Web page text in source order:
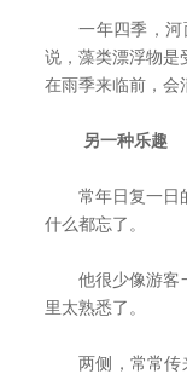
一年四季，河面
说，藻类漂浮物是
在雨季来临前，会
另一种乐趣
常年日复一日的
什么都忘了。
他很少像游客一
里太熟悉了。
两侧，常常传来